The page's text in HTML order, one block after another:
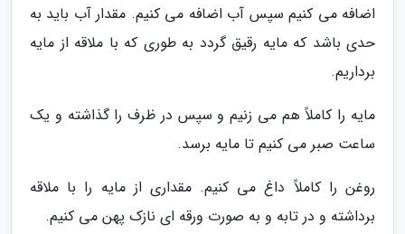
اضافه می کنیم سپس آب اضافه می کنیم. مقدار آب باید به
حدی باشد که مایه رقیق گردد به طوری که با ملاقه از مایه
برداریم.
مایه را کاملاً هم می زنیم و سپس در ظرف را گذاشته و یک
ساعت صبر می کنیم تا مایه برسد.
روغن را کاملاً داغ می کنیم. مقداری از مایه را با ملاقه
برداشته و در تابه و به صورت ورقه ای نازک پهن می کنیم.